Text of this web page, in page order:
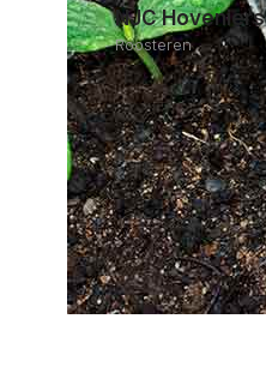
NJC Hoveniers
Roosteren